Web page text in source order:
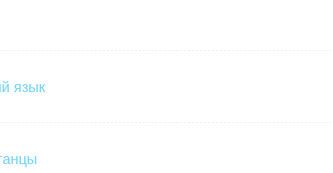
язык